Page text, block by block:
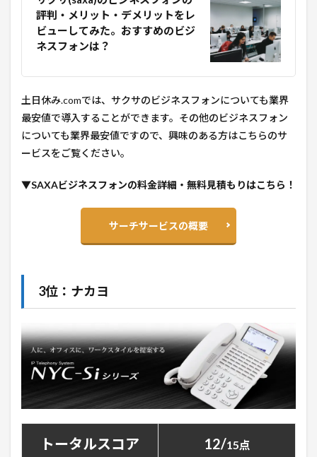
評判・メリット・デメリットをレ
ビューしてみた。おすすめのビジ
ネスフォンは？
土日休み.comでは、サクサのビジネスフォンについても業界
最安値で導入することができます。その他のビジネスフォン
についても業界最安値ですので、興味のある方はこちらのサ
ービスをご覧ください。
▼SAXAビジネスフォンの料金詳細・無料見積もりはこちら！
サーチサービスの概要
3位：ナカヨ
トータルスコア 12/15点